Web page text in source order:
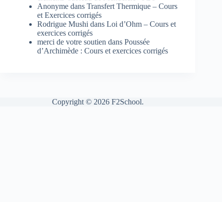
Anonyme dans Transfert Thermique – Cours
et Exercices corrigés
Rodrigue Mushi dans Loi d’Ohm – Cours et
exercices corrigés
merci de votre soutien dans Poussée
d’Archimède : Cours et exercices corrigés
Copyright © 2026 F2School.